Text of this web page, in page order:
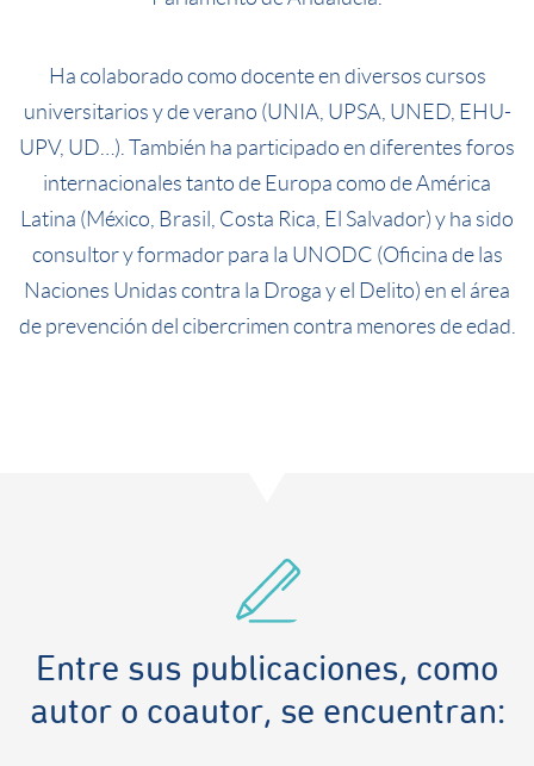
Ha colaborado como docente en diversos cursos
universitarios y de verano (UNIA, UPSA, UNED, EHU-
UPV, UD…). También ha participado en diferentes foros
internacionales tanto de Europa como de América
Latina (México, Brasil, Costa Rica, El Salvador) y ha sido
consultor y formador para la UNODC (Oficina de las
Naciones Unidas contra la Droga y el Delito) en el área
de prevención del cibercrimen contra menores de edad.
Entre sus publicaciones, como
autor o coautor, se encuentran: